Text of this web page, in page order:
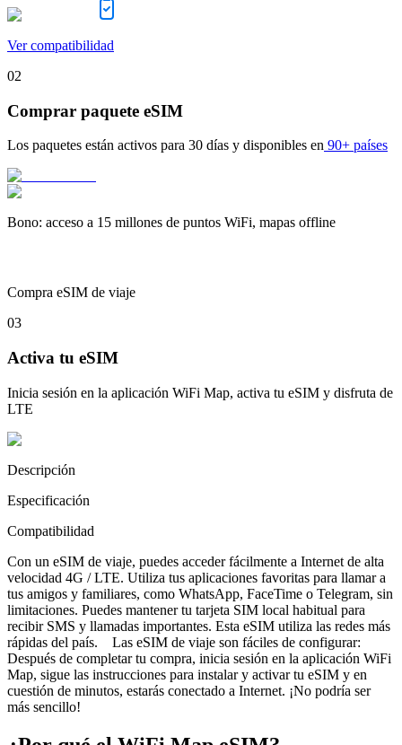
Ver compatibilidad
02
Comprar paquete eSIM
Los paquetes están activos para 30 días y disponibles en 90+ países
Bono: acceso a 15 millones de puntos WiFi, mapas offline
Compra eSIM de viaje
03
Activa tu eSIM
Inicia sesión en la aplicación WiFi Map, activa tu eSIM y disfruta de
LTE
Descripción
Especificación
Compatibilidad
Con un eSIM de viaje, puedes acceder fácilmente a Internet de alta
velocidad 4G / LTE. Utiliza tus aplicaciones favoritas para llamar a
tus amigos y familiares, como WhatsApp, FaceTime o Telegram, sin
limitaciones. Puedes mantener tu tarjeta SIM local habitual para
recibir SMS y llamadas importantes. Esta eSIM utiliza las redes más
rápidas del país. Las eSIM de viaje son fáciles de configurar:
Después de completar tu compra, inicia sesión en la aplicación WiFi
Map, sigue las instrucciones para instalar y activar tu eSIM y en
cuestión de minutos, estarás conectado a Internet. ¡No podría ser
más sencillo!